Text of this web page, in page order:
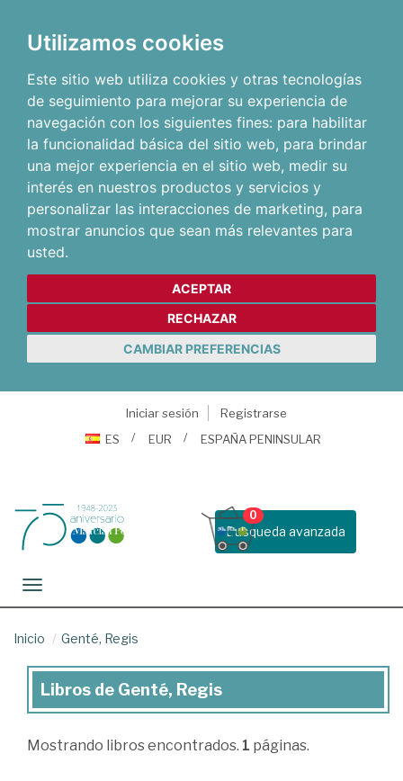
Utilizamos cookies
Este sitio web utiliza cookies y otras tecnologías
de seguimiento para mejorar su experiencia de
navegación con los siguientes fines: para habilitar
la funcionalidad básica del sitio web, para brindar
una mejor experiencia en el sitio web, medir su
interés en nuestros productos y servicios y
personalizar las interacciones de marketing, para
mostrar anuncios que sean más relevantes para
usted.
ACEPTAR
RECHAZAR
CAMBIAR PREFERENCIAS
Iniciar sesión
Registrarse
ES
EUR ESPAÑA PENINSULAR
Busqueda avanzada
0
Toggle navigation
Inicio Genté, Regis
Libros
Genté,
Libros de Genté, Regis
Mostrando libros encontrados. 1 páginas.